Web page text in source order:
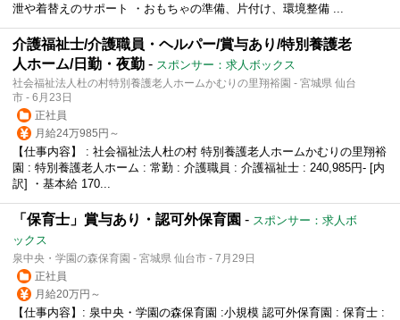
泄や着替えのサポート ・おもちゃの準備、片付け、環境整備 ...
介護福祉士/介護職員・ヘルパー/賞与あり/特別養護老
人ホーム/日勤・夜勤 - スポンサー：求人ボックス
社会福祉法人杜の村特別養護老人ホームかむりの里翔裕園 - 宮城県 仙台
市 - 6月23日
正社員
月給24万985円～
【仕事内容】 : 社会福祉法人杜の村 特別養護老人ホームかむりの里翔裕
園 : 特別養護老人ホーム : 常勤 : 介護職員 : 介護福祉士 : 240,985円- [内
訳] ・基本給 170...
「保育士」賞与あり・認可外保育園 - スポンサー：求人ボ
ックス
泉中央・学園の森保育園 - 宮城県 仙台市 - 7月29日
正社員
月給20万円～
【仕事内容】: 泉中央・学園の森保育園 :小規模 認可外保育園 : 保育士 :